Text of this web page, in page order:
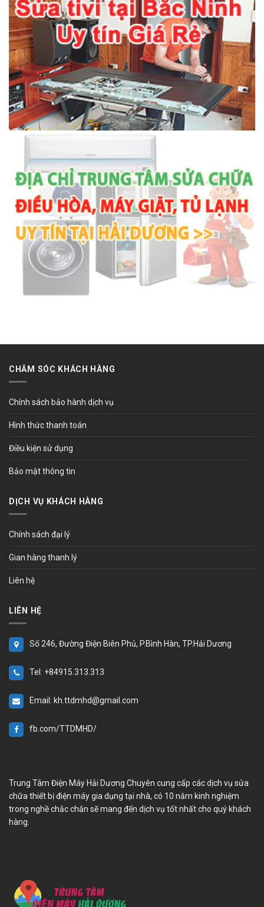
CHĂM SÓC KHÁCH HÀNG
Chính sách bảo hành dịch vụ
Hình thức thanh toán
Điều kiện sử dụng
Bảo mật thông tin
DỊCH VỤ KHÁCH HÀNG
Chính sách đại lý
Gian hàng thanh lý
Liên hệ
LIÊN HỆ
Số 246, Đường Điện Biên Phủ, P.Bình Hàn, TP.Hải Dương
Tel: +84915.313.313
Email: kh.ttdmhd@gmail.com
fb.com/TTDMHD/
Trung Tâm Điện Máy Hải Dương Chuyên cung cấp các dịch vụ sửa
chữa thiết bị điện máy gia dụng tại nhà, có 10 năm kinh nghiệm
trong nghề chắc chắn sẽ mang đến dịch vụ tốt nhất cho quý khách
hàng.